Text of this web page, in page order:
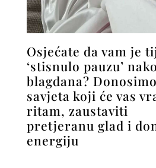
Osjećate da vam je
‘stisnulo pauzu’
blagdana?
savjeta koji će vas
ritam, zaustaviti
pretjeranu glad i
energiju